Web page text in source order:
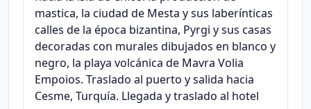
mastica, la ciudad de Mesta y sus laberínticas
calles de la época bizantina, Pyrgi y sus casas
decoradas con murales dibujados en blanco y
negro, la playa volcánica de Mavra Volia
Empoios. Traslado al puerto y salida hacia
Cesme, Turquía. Llegada y traslado al hotel